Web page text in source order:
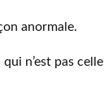
anormale.
n’est pas celle